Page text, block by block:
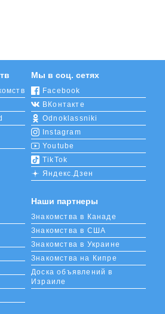
Мы в соц. сетях
Facebook
ВКонтакте
Odnoklassniki
Instagram
Youtube
TikTok
Яндекс.Дзен
Наши партнеры
Знакомства в Канаде
Знакомства в США
Знакомства в Украине
Знакомства на Кипре
Доска объявлений в
Израиле